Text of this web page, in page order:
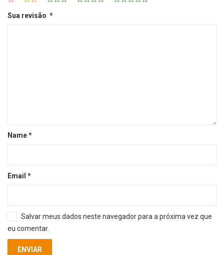
Sua revisão *
Name*
Email *
Salvar meus dados neste navegador para a próxima vez que
eu comentar.